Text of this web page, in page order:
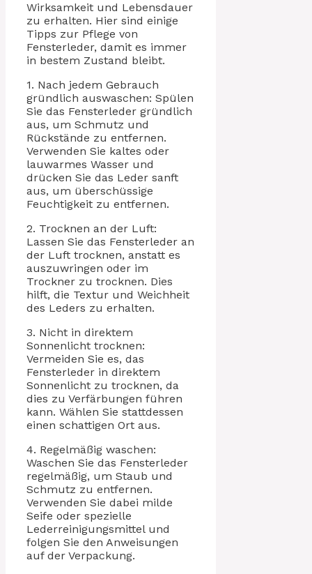
Wirksamkeit und Lebensdauer
zu erhalten. Hier sind einige
Tipps zur Pflege von
Fensterleder, damit es immer
in bestem Zustand bleibt.
1. Nach jedem Gebrauch
gründlich auswaschen: Spülen
Sie das Fensterleder gründlich
aus, um Schmutz und
Rückstände zu entfernen.
Verwenden Sie kaltes oder
lauwarmes Wasser und
drücken Sie das Leder sanft
aus, um überschüssige
Feuchtigkeit zu entfernen.
2. Trocknen an der Luft:
Lassen Sie das Fensterleder an
der Luft trocknen, anstatt es
auszuwringen oder im
Trockner zu trocknen. Dies
hilft, die Textur und Weichheit
des Leders zu erhalten.
3. Nicht in direktem
Sonnenlicht trocknen:
Vermeiden Sie es, das
Fensterleder in direktem
Sonnenlicht zu trocknen, da
dies zu Verfärbungen führen
kann. Wählen Sie stattdessen
einen schattigen Ort aus.
4. Regelmäßig waschen:
Waschen Sie das Fensterleder
regelmäßig, um Staub und
Schmutz zu entfernen.
Verwenden Sie dabei milde
Seife oder spezielle
Lederreinigungsmittel und
folgen Sie den Anweisungen
auf der Verpackung.